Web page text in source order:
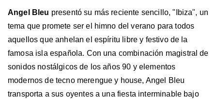
Angel Bleu presentó su más reciente sencillo, "Ibiza", un
tema que promete ser el himno del verano para todos
aquellos que anhelan el espíritu libre y festivo de la
famosa isla española. Con una combinación magistral de
sonidos nostálgicos de los años 90 y elementos
modernos de tecno merengue y house, Angel Bleu
transporta a sus oyentes a una fiesta interminable bajo